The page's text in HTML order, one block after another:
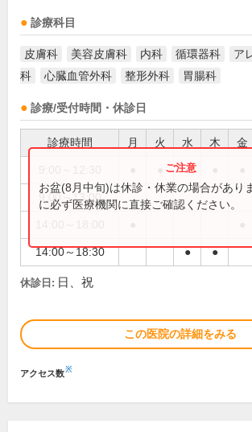
診療科目
皮膚科 美容皮膚科 内科 循環器科 ア
科
心臓血管外科 整形外科 胃腸科
診療/受付時間・休診日
診療時間 月 火 水 木 金
●
9:00～13:00
14:00～18:30 ● ●
お盆(8月中旬)は休診・休業の場合があり
に必ず医療機関に直接ご確認ください。
休診日: 日、祝
この医院の詳細をみる
アクセス数※